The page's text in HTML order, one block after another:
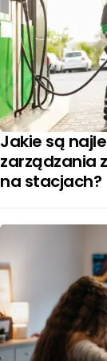
Jakie są
zarządzania
na stacjach?